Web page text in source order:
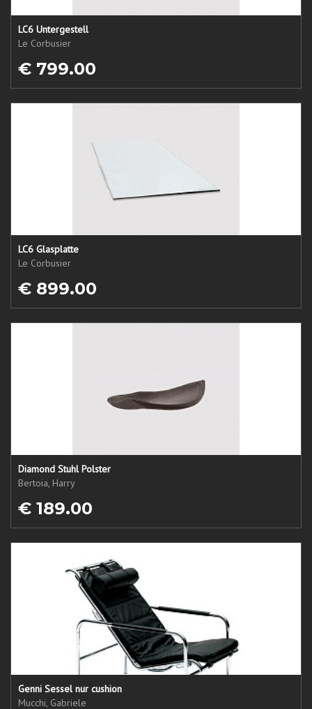
LC6 Untergestell
Le Corbusier
€ 799.00
LC6 Glasplatte
Le Corbusier
€ 899.00
Diamond Stuhl Polster
Bertoia, Harry
€ 189.00
Genni Sessel nur cushion
Mucchi, Gabriele